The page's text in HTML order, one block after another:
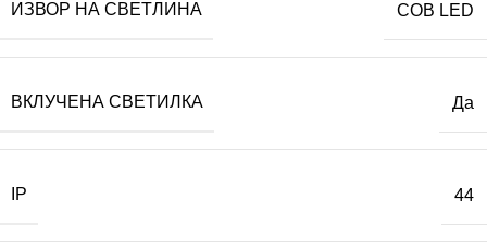
ИЗВОР НА СВЕТЛИНА COB LED
ВКЛУЧЕНА СВЕТИЛКА Да
IP 44